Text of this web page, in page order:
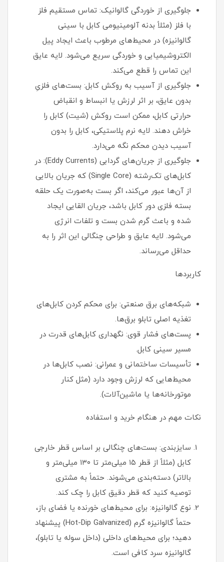
جلوگیری از خوردگی گالوانیک: تماس مستقیم فلز
با فلز (مثلاً بدنه آلومینیومی کابل با سینی
گالوانیزه) در محیط‌های مرطوب باعث ایجاد پیل
الکتروشیمیایی و خوردگی سریع می‌شود. لایه عایق
این تماس را قطع می‌کند.
جلوگیری از آسیب به روکش کابل: بست‌های فلزیِ
بدون عایق، بر اثر لرزش یا انبساط و انقباض
حرارتی کابل، ممکن است روکش (شیت) کابل را
خراش دهند. لایه نرم پلاستیکی، کابل را بدون
آسیب دیدن محکم نگه می‌دارد.
جلوگیری از جریان‌های گردابی (Eddy Currents): در
کابل‌های تک‌رشته (Single Core) که جریان بالایی
از آن‌ها عبور می‌کند، اگر بست به‌صورت یک حلقه
بسته فلزی دور کابل باشد، جریان القایی ایجاد
شده و باعث گرم شدن بست و تلفات انرژی
می‌شود. لایه عایق و طراحی چنگالی این اثر را به
حداقل می‌رساند.
کاربردها
شبکه‌های برق صنعتی: برای محکم کردن کابل‌های
تغذیه اصلی تابلو برق‌ها.
پست‌های فشار قوی: نگهداری کابل‌های قدرت در
مسیر سینی کابل.
تأسیسات ساختمانی و عمرانی: نصب کابل‌ها در
محیط‌هایی که لرزش وجود دارد (مثل کنار
موتورخانه‌ها یا ماشین‌آلات).
نکات مهم در هنگام خرید و استفاده
سایز‌بندی: بست‌های چنگالی بر اساس قطر خارجی
کابل (مثلاً از قطر ۱۵ میلی‌متر تا ۱۳۰ میلی‌متر و
بالاتر) دسته‌بندی می‌شوند. حتماً به مشتری
توصیه کنید که قطر دقیق کابل را چک کند.
نوع گالوانیزه: برای محیط‌های خورنده یا فضای باز،
حتماً گالوانیزه گرم (Hot-Dip Galvanized) پیشنهاد
دهید؛ برای محیط‌های داخلی (داخل سوله یا تابلو)،
گالوانیزه سرد کافی است.